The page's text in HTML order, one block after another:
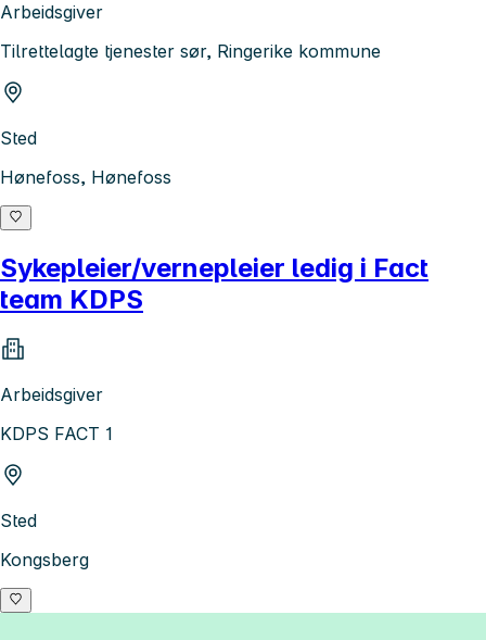
Arbeidsgiver
Tilrettelagte tjenester sør, Ringerike kommune
Sted
Hønefoss, Hønefoss
Sykepleier/vernepleier ledig i Fact
team KDPS
Arbeidsgiver
KDPS FACT 1
Sted
Kongsberg